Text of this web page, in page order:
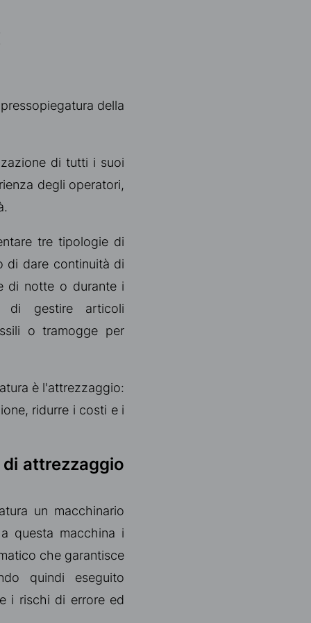
della
di tutti i suoi
degli operatori,
tre tipologie di
di dare continuità di
di notte o durante i
di gestire articoli
o tramogge per
è l'attrezzaggio:
ridurre i costi e i
attrezzaggio
un macchinario
questa macchina i
che garantisce
quindi eseguito
i rischi di errore ed